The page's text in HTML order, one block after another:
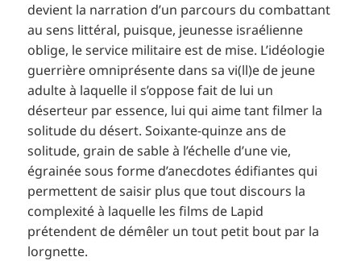
devient la narration d’un parcours du combattant
au sens littéral, puisque, jeunesse israélienne
oblige, le service militaire est de mise. L’idéologie
guerrière omniprésente dans sa vi(ll)e de jeune
adulte à laquelle il s’oppose fait de lui un
déserteur par essence, lui qui aime tant filmer la
solitude du désert. Soixante-quinze ans de
solitude, grain de sable à l’échelle d’une vie,
égrainée sous forme d’anecdotes édifiantes qui
permettent de saisir plus que tout discours la
complexité à laquelle les films de Lapid
prétendent de démêler un tout petit bout par la
lorgnette.